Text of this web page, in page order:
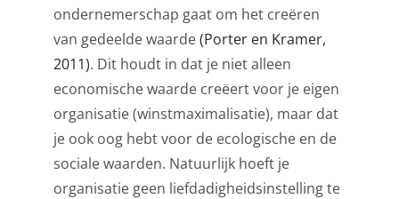
ondernemerschap gaat om het creëren
van gedeelde waarde(Porter en Kramer,
2011). Dit houdt in dat je niet alleen
economische waarde creëert voor je eigen
organisatie (winstmaximalisatie), maar dat
je ook oog hebt voor de ecologische en de
sociale waarden. Natuurlijk hoeft je
organisatie geen liefdadigheidsinstelling te